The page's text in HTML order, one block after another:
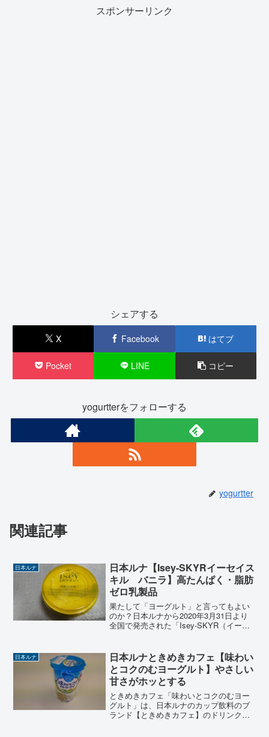
スポンサーリンク
シェアする
X Facebook はてブ
Pocket LINE コピー
yogurtterをフォローする
yogurtter
関連記事
日本ルナ
日本ルナ【Isey-SKYRイーセイス
キル バニラ】高たんぱく・脂肪
ゼロ乳製品
果たして「ヨーグルト」と言ってもよい
のか？日本ルナから2020年3月31日より
全国で発売された「Isey-SKYR（イーセ
乳製品が「イーセイスキル」です。 この
記事を書...
日本ルナ
日本ルナときめきカフェ【味わい
とコクのむヨーグルト】やさしい
甘さがホッとする
ときめきカフェ「味わいとコクのむヨー
グルト」は、日本ルナのカップ飲料のブ
ランド【ときめきカフェ】のドリンクタ